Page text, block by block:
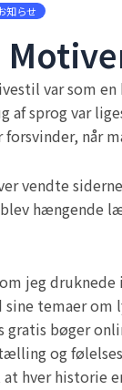
知らせ
var som
af sprog var
når
vendte
hængende
jeg
sine temaer
gratis bøger
og
hver historie